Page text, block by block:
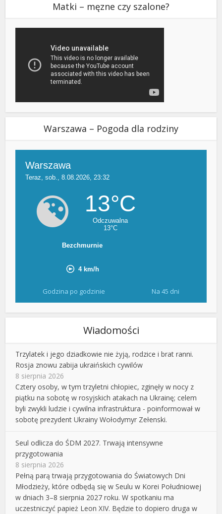
Matki – męzne czy szalone?
Warszawa – Pogoda dla rodziny
Godzina po godzinie Na 45 dni
Wiadomości
Trzylatek i jego dziadkowie nie żyją, rodzice i brat ranni.
Rosja znowu zabija ukraińskich cywilów
8 sierpnia 2026
Cztery osoby, w tym trzyletni chłopiec, zginęły w nocy z
piątku na sobotę w rosyjskich atakach na Ukrainę; celem
byli zwykli ludzie i cywilna infrastruktura - poinformował w
sobotę prezydent Ukrainy Wołodymyr Zełenski.
Seul odlicza do ŚDM 2027. Trwają intensywne
przygotowania
8 sierpnia 2026
Pełną parą trwają przygotowania do Światowych Dni
Młodzieży, które odbędą się w Seulu w Korei Południowej
w dniach 3–8 sierpnia 2027 roku. W spotkaniu ma
uczestniczyć papież Leon XIV. Będzie to dopiero druga w